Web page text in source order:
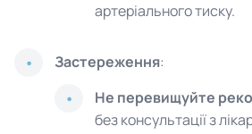
артеріального тиску.
Застереження:
Не перевищуйте
без консультації з